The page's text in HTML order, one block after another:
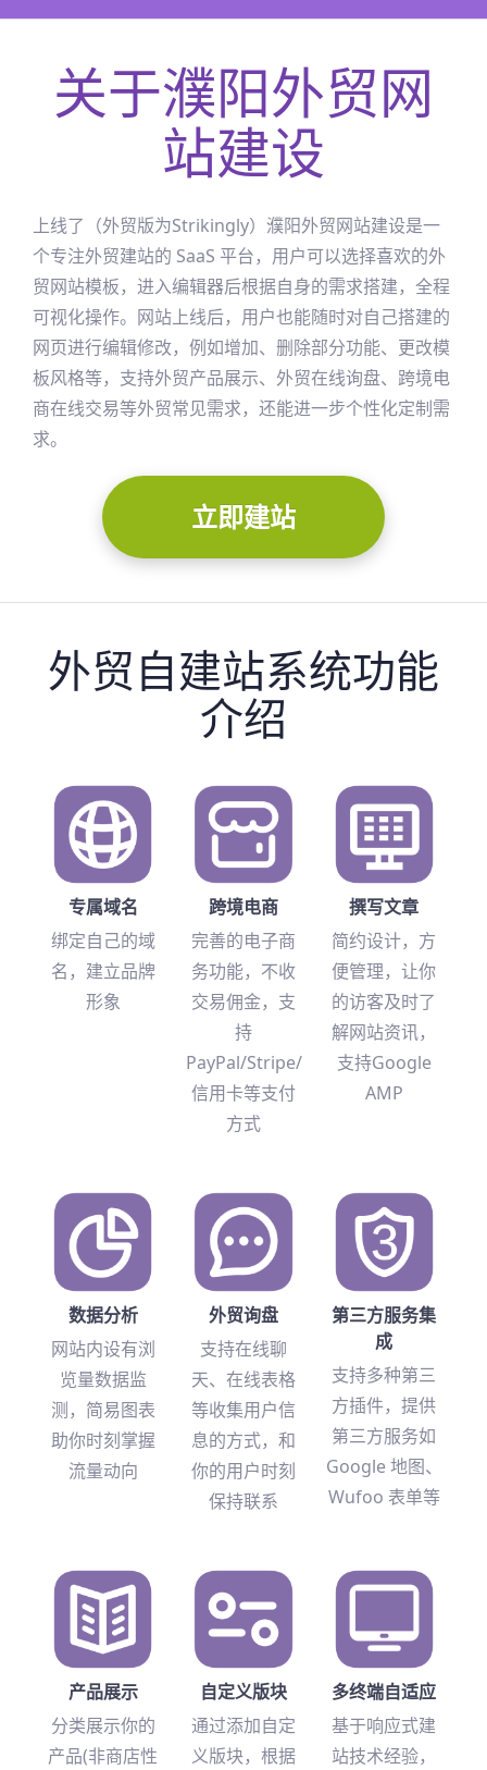
关于濮阳外贸网
站建设
上线了（外贸版为Strikingly） 濮阳外贸网站建设是一
个专注外贸建站的 SaaS 平台，用户可以选择喜欢的外
贸网站模板，进入编辑器后根据自身的需求搭建，全程
可视化操作。网站上线后，用户也能随时对自己搭建的
网页进行编辑修改，例如增加、删除部分功能、更改模
板风格等，支持外贸产品展示、外贸在线询盘、跨境电
商在线交易等外贸常见需求，还能进一步个性化定制需
求。
立即建站
外贸自建站系统功能
介绍
专属域名
绑定自己的域
名，建立品牌
形象
跨境电商
完善的电子商
务功能，不收
交易佣金，支
持
PayPal/Stripe/
信用卡等支付
方式
撰写文章
简约设计，方
便管理，让你
的访客及时了
解网站资讯，
支持Google
AMP
数据分析
网站内设有浏
览量数据监
测，简易图表
助你时刻掌握
流量动向
外贸询盘
支持在线聊
天、在线表格
等收集用户信
息的方式，和
你的用户时刻
保持联系
第三方服务集
成
支持多种第三
方插件，提供
第三方服务如
Google 地图、
Wufoo 表单等
产品展示
分类展示你的
产品(非商店性
自定义版块
通过添加自定
义版块，根据
多终端自适应
基于响应式建
站技术经验，